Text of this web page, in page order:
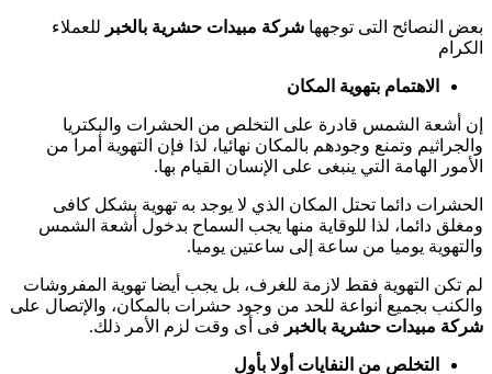
بعض النصائح التى توجهها شركة مبيدات حشرية بالخبر للعملاء
الكرام
الاهتمام بتهوية المكان
إن أشعة الشمس قادرة على التخلص من الحشرات والبكتريا
والجراثيم وتمنع وجودهم بالمكان نهائيا، لذا فإن التهوية أمرا من
الأمور الهامة التي ينبغى على الإنسان القيام بها.
الحشرات دائما تحتل المكان الذي لا يوجد به تهوية بشكل كافى
ومغلق دائما، لذا للوقاية منها يجب السماح بدخول أشعة الشمس
والتهوية يوميا من ساعة إلى ساعتين يوميا.
لم تكن التهوية فقط لازمة للغرف، بل يجب أيضا تهوية المفروشات
والكنب بجميع أنواعة للحد من وجود حشرات بالمكان، والإتصال على
شركة مبيدات حشرية بالخبر فى أى وقت لزم الأمر ذلك.
التخلص من النفايات أولا بأول